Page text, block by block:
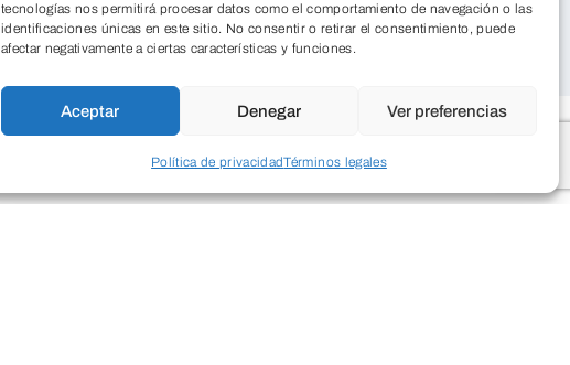
tecnologías nos permitirá procesar datos como el comportamiento de navegación o las
identificaciones únicas en este sitio. No consentir o retirar el consentimiento, puede
afectar negativamente a ciertas características y funciones.
Aceptar Denegar Ver preferencias
Política de privacidadTérminos legales